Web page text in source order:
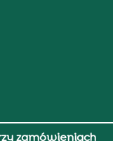
zamówieniach